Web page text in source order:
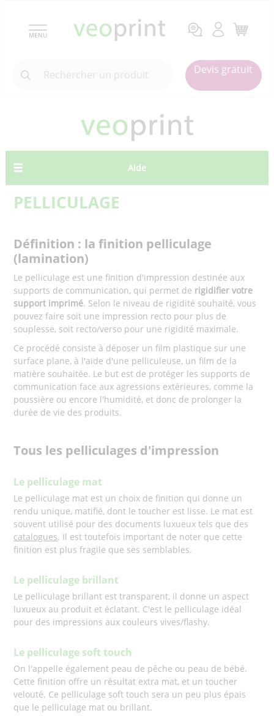
MENU
Devis gratuit
Aide
PELLICULAGE
Définition : la finition pelliculage
(lamination)
Le pelliculage est une finition d'impression destinée aux
supports de communication, qui permet de rigidifier votre
support imprimé. Selon le niveau de rigidité souhaité, vous
pouvez faire soit une impression recto pour plus de
souplesse, soit recto/verso pour une rigidité maximale.
Ce procédé consiste à déposer un film plastique sur une
surface plane, à l'aide d'une pelliculeuse, un film de la
matière souhaitée. Le but est de protéger les supports de
communication face aux agressions extérieures, comme la
poussière ou encore l'humidité, et donc de prolonger la
durée de vie des produits.
Tous les pelliculages d'impression
Le pelliculage mat
Le pelliculage mat est un choix de finition qui donne un
rendu unique, matifié, dont le toucher est lisse. Le mat est
souvent utilisé pour des documents luxueux tels que des
catalogues. Il est toutefois important de noter que cette
finition est plus fragile que ses semblables.
Le pelliculage brillant
Le pelliculage brillant est transparent, il donne un aspect
luxueux au produit et éclatant. C'est le pelliculage idéal
pour des impressions aux couleurs vives/flashy.
Le pelliculage soft touch
On l'appelle également peau de pêche ou peau de bébé.
Cette finition offre un résultat extra mat, et un toucher
velouté. Ce pelliculage soft touch sera un peu plus épais
que le pelliculage mat ou brillant.